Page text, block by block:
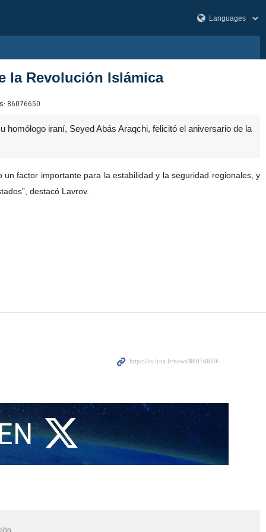
la Revolución Islámica
86076650
iraní, Seyed Abás Araqchi, felicitó el aniversario de la
factor importante para la estabilidad y la seguridad regionales, y
destacó Lavrov.